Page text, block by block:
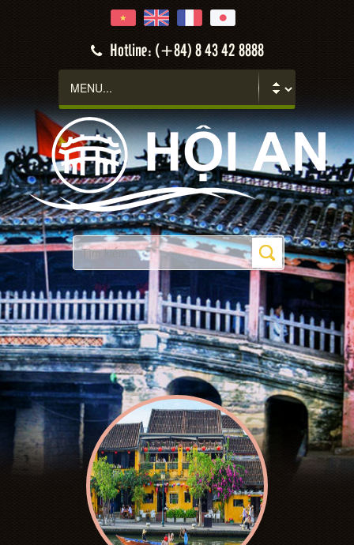
Hotline: (+84) 8 43 42 8888